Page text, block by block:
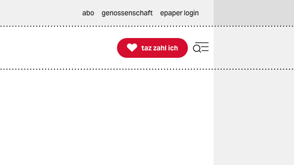
abo genossenschaft epaper login

taz zahl ich
taz zahl ich